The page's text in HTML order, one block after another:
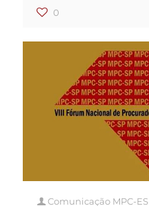
0
Comunicação MPC-ES